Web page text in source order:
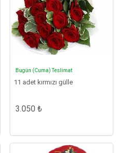
Bugün (Cuma) Teslimat
11 adet kırmızı gülle
3.050 ₺